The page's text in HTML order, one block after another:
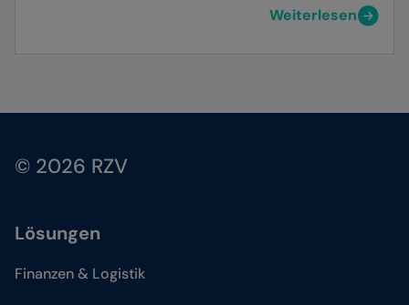
Weiterlesen
© 2026 RZV
Lösungen
Finanzen & Logistik